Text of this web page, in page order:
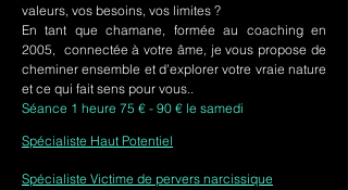
valeurs, vos besoins, vos limites ?
En tant que chamane, formée au coaching en
2005, connectée à votre âme, je vous propose de
cheminer ensemble et d'explorer votre vraie nature
et ce qui fait sens pour vous..
Séance 1 heure 75 € - 90 € le samedi
Spécialiste Haut Potentiel
Spécialiste Victime de pervers narcissique